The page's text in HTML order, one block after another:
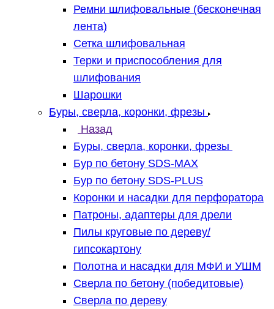
Ремни шлифовальные (бесконечная
лента)
Сетка шлифовальная
Терки и приспособления для
шлифования
Шарошки
Буры, сверла, коронки, фрезы
Назад
Буры, сверла, коронки, фрезы
Бур по бетону SDS-MAX
Бур по бетону SDS-PLUS
Коронки и насадки для перфоратора
Патроны, адаптеры для дрели
Пилы круговые по дереву/
гипсокартону
Полотна и насадки для МФИ и УШМ
Сверла по бетону (победитовые)
Сверла по дереву